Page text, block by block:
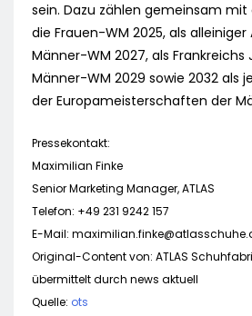
sein. Dazu zählen gemeinsam mit
die Frauen-WM 2025, als
Männer-WM 2027, als
Männer-WM 2029 sowie 2032 als
der Europameisterschaften der
Pressekontakt:
Maximilian Finke
Senior Marketing Manager, ATLAS
Telefon: +49 231 9242 157
E-Mail:
Original-Content von: ATLAS
übermittelt durch news aktuell
Quelle: ots